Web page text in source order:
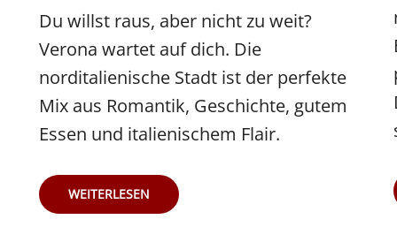
Du willst raus, aber nicht zu weit?
Verona wartet auf dich. Die
norditalienische Stadt ist der perfekte
Mix aus Romantik, Geschichte, gutem
Essen und italienischem Flair.
KURZTRIP
VERONA:
WEITERLESEN